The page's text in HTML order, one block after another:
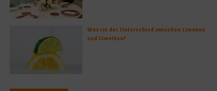
Was ist der Unterschied zwischen Limonen
und Limetten?